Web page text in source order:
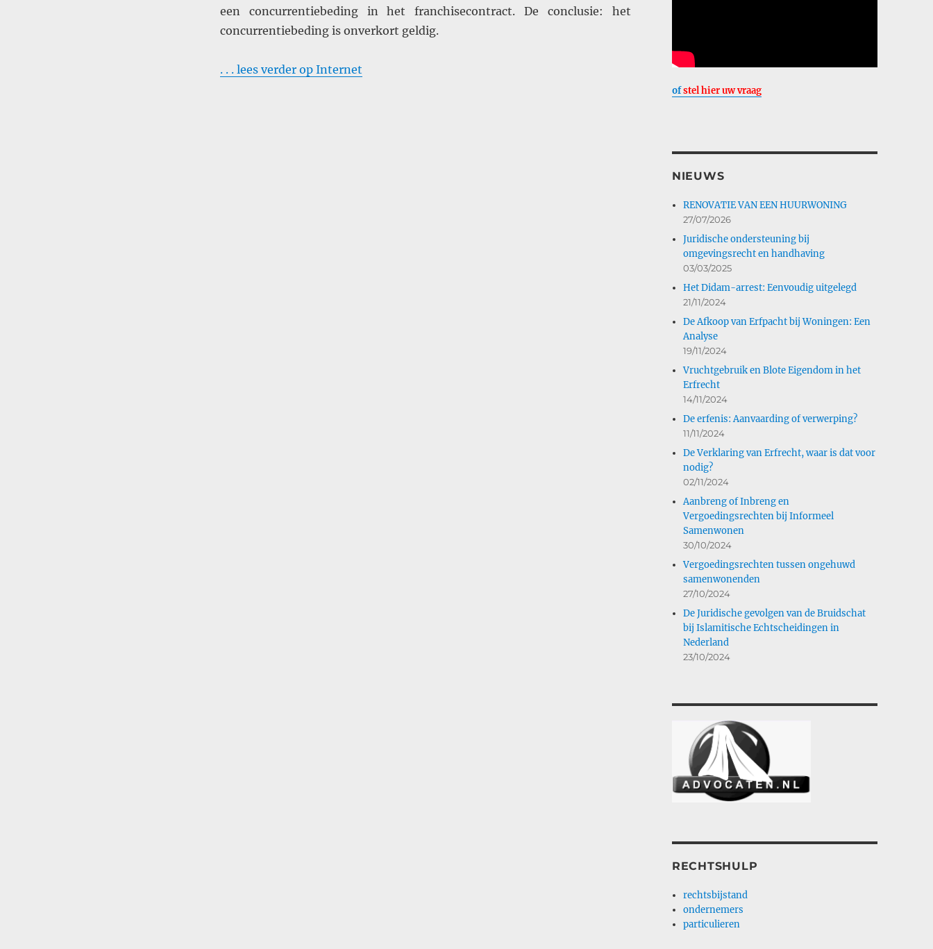
een concurrentiebeding in het franchisecontract. De conclusie: het
concurrentiebeding is onverkort geldig.
. . . lees verder op Internet
ofstel hier uw vraag
NIEUWS
RENOVATIE VAN EEN HUURWONING
27/07/2026
Juridische ondersteuning bij
omgevingsrecht en handhaving
03/03/2025
Het Didam-arrest: Eenvoudig uitgelegd
21/11/2024
De Afkoop van Erfpacht bij Woningen: Een
Analyse
19/11/2024
Vruchtgebruik en Blote Eigendom in het
Erfrecht
14/11/2024
De erfenis: Aanvaarding of verwerping?
11/11/2024
De Verklaring van Erfrecht, waar is dat voor
nodig?
02/11/2024
Aanbreng of Inbreng en
Vergoedingsrechten bij Informeel
Samenwonen
30/10/2024
Vergoedingsrechten tussen ongehuwd
samenwonenden
27/10/2024
De Juridische gevolgen van de Bruidschat
bij Islamitische Echtscheidingen in
Nederland
23/10/2024
RECHTSHULP
rechtsbijstand
ondernemers
particulieren